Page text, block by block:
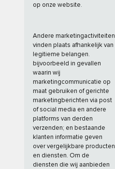
op onze website.
Andere marketingactiviteiten
vinden plaats afhankelijk van
legitieme belangen.
bijvoorbeeld in gevallen
waarin wij
marketingcommunicatie op
maat gebruiken of gerichte
marketingberichten via post
of social media en andere
platforms van derden
verzenden; en bestaande
klanten informatie geven
over vergelijkbare producten
en diensten. Om de
diensten die wij aanbieden